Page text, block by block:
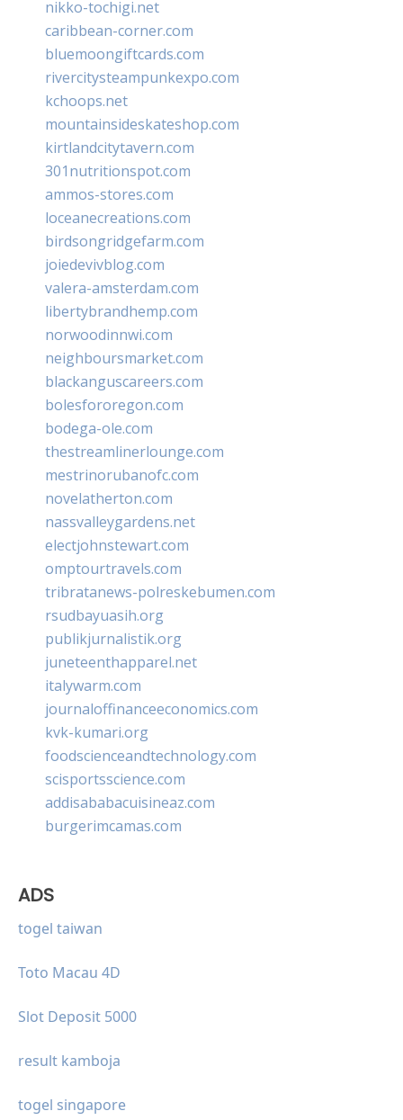
nikko-tochigi.net
caribbean-corner.com
bluemoongiftcards.com
rivercitysteampunkexpo.com
kchoops.net
mountainsideskateshop.com
kirtlandcitytavern.com
301nutritionspot.com
ammos-stores.com
loceanecreations.com
birdsongridgefarm.com
joiedevivblog.com
valera-amsterdam.com
libertybrandhemp.com
norwoodinnwi.com
neighboursmarket.com
blackanguscareers.com
bolesfororegon.com
bodega-ole.com
thestreamlinerlounge.com
mestrinorubanofc.com
novelatherton.com
nassvalleygardens.net
electjohnstewart.com
omptourtravels.com
tribratanews-polreskebumen.com
rsudbayuasih.org
publikjurnalistik.org
juneteenthapparel.net
italywarm.com
journaloffinanceeconomics.com
kvk-kumari.org
foodscienceandtechnology.com
scisportsscience.com
addisababacuisineaz.com
burgerimcamas.com
ADS
togel taiwan
Toto Macau 4D
Slot Deposit 5000
result kamboja
togel singapore